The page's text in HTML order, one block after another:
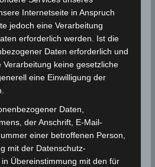
wurde. Mit dieser
dieses Jahres der heißeste
lagen zwischen 32,46°C
von 24 Stationen)
(38,53°C) um +3,39°C
im August (24,55°C) lagen
Internetseite in Anspruch
jedoch eine Verarbeitung
erforderlich werden. Ist die
Daten erforderlich und
keine gesetzliche
eine Einwilligung der
Daten,
der Anschrift, E-Mail-
einer betroffenen Person,
mit der Datenschutz-
Übereinstimmung mit den für